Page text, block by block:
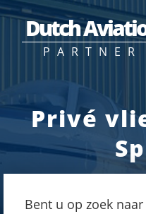
Dutch
PARTNER
Privé
Bent u op zoek